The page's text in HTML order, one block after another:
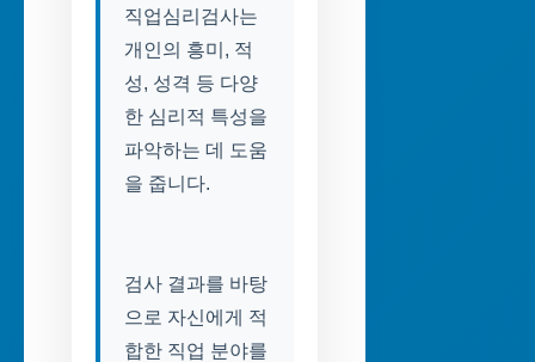
직업심리검사는
개인의 흥미, 적
성, 성격 등 다양
한 심리적 특성을
파악하는 데 도움
을 줍니다.
검사 결과를 바탕
으로 자신에게 적
합한 직업 분야를